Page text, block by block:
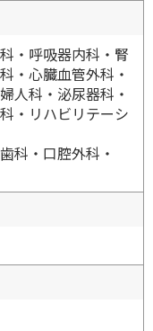
・呼吸器内科・腎
・心臓血管外科・
人科・泌尿器科・
・リハビリテーシ
科・口腔外科・